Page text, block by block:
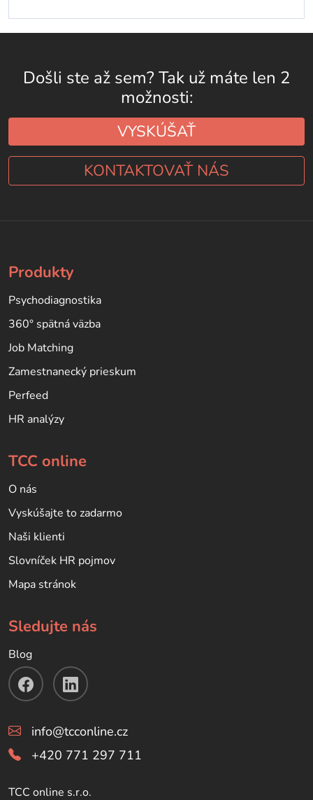
Došli ste až sem? Tak už máte len 2
možnosti:
VYSKÚŠAŤ
KONTAKTOVAŤ NÁS
Produkty
Psychodiagnostika
360° spätná väzba
Job Matching
Zamestnanecký prieskum
Perfeed
HR analýzy
TCC online
O nás
Vyskúšajte to zadarmo
Naši klienti
Slovníček HR pojmov
Mapa stránok
Sledujte nás
Blog
info@tcconline.cz
+420 771 297 711
TCC online s.r.o.